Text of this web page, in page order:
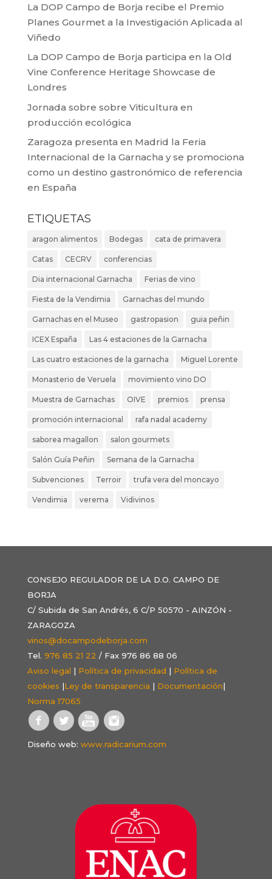
La DOP Campo de Borja recibe el Premio
Planes Gourmet a la Investigación Aplicada al
Viñedo
La DOP Campo de Borja participa en la Old
Vine Conference Heritage Showcase de
Londres
Jornada sobre sobre Viticultura en
producción ecológica
Zaragoza presenta en Madrid la Feria
Internacional de la Garnacha y se promociona
como un destino gastronómico de referencia
en España
ETIQUETAS
aragon alimentos Bodegas cata de primavera
Catas CECRV conferencias
Dia internacional Garnacha Ferias de vino
Fiesta de la Vendimia Garnachas del mundo
Garnachas en el Museo gastropasion guia peñin
ICEX España Las 4 estaciones de la Garnacha
Las cuatro estaciones de la garnacha Miguel Lorente
Monasterio de Veruela movimiento vino DO
Muestra de Garnachas OIVE premios prensa
promoción internacional rafa nadal academy
saborea magallon salon gourmets
Salón Guía Peñin Semana de la Garnacha
Subvenciones Terroir trufa vera del moncayo
Vendimia verema Vidivinos
CONSEJO REGULADOR DE LA D.O. CAMPO DE
BORJA
C/ Subida de San Andrés, 6 C/P 50570 - AINZÓN -
ZARAGOZA
vinos@docampodeborja.com
Tel. 976 85 21 22 / Fax 976 86 88 06
Aviso legal | Política de privacidad | Política de
cookies |Ley de transparencia | Documentación|
Norma 17065
Diseño web: www.radicarium.com